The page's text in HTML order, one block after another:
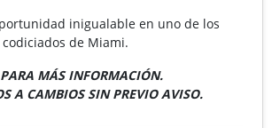
inigualable en uno de los
de Miami.
MÁS INFORMACIÓN.
A CAMBIOS SIN PREVIO AVISO.